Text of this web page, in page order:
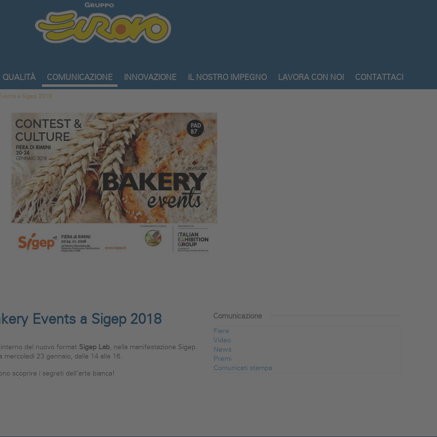
a Sigep 2018
Events a Sigep 2018
del nuovo format Sigep Lab, nella manifestazione Sigep.
mercoledì 23 gennaio, dalle 14 alle 16.
scoprire i segreti dell’arte bianca!
Comunicazione
Fiere
Video
News
Premi
Comunicati stampa
QUALITÀ COMUNICAZIONE INNOVAZIONE IL NOSTRO IMPEGNO LAVORA CON NOI CONTATTACI